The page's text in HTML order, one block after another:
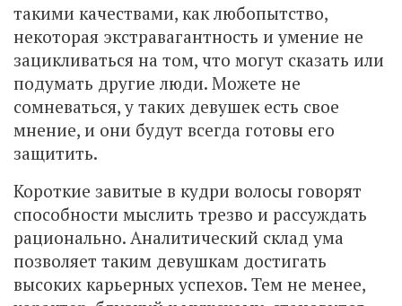
такими качествами, как любопытство,
некоторая экстравагантность и умение не
зацикливаться на том, что могут сказать или
подумать другие люди. Можете не
сомневаться, у таких девушек есть свое
мнение, и они будут всегда готовы его
защитить.
Короткие завитые в кудри волосы говорят
способности мыслить трезво и рассуждать
рационально. Аналитический склад ума
позволяет таким девушкам достигать
высоких карьерных успехов. Тем не менее,